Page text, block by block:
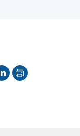
Imprimer